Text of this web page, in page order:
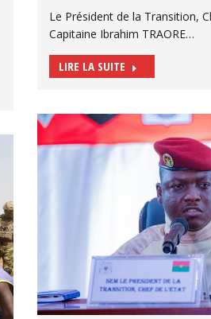
Le Président de la Transition,
Capitaine Ibrahim TRAORE…
LIRE LA SUITE